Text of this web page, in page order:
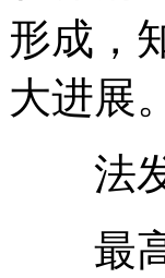
形成，
大进展。
法发
最高